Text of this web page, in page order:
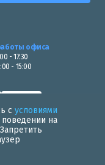
с условиями
на
офиса
- 17:30
- 15:00
данных